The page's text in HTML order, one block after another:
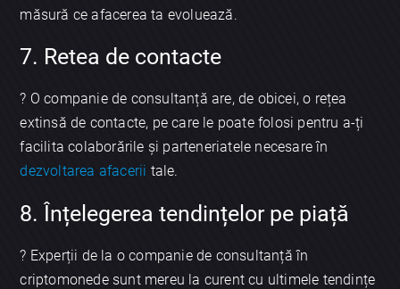
măsură ce afacerea ta evoluează.
7. Retea de contacte
? O companie de consultanță are, de obicei, o rețea
extinsă de contacte, pe care le poate folosi pentru a-ți
facilita colaborările și parteneriatele necesare în
dezvoltarea afacerii tale.
8. Înțelegerea tendințelor pe piață
? Experții de la o companie de consultanță în
criptomonede sunt mereu la curent cu ultimele tendințe